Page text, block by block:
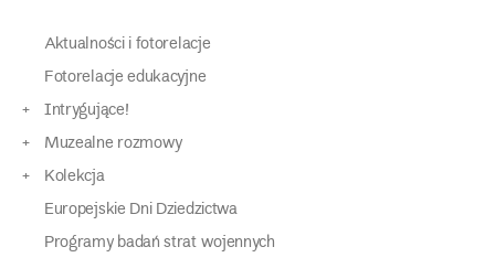
Aktualności i fotorelacje
Fotorelacje edukacyjne
Intrygujące!
Muzealne rozmowy
Kolekcja
Europejskie Dni Dziedzictwa
Programy badań strat wojennych